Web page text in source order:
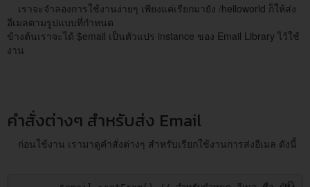
เราจะจำลองการใช้งานง่ายๆ เพียงแค่เรียกมายัง /helloworld ก็ให้ส่ง
อีเมลตามรูปแบบที่กำหนด
ข้างต้นเราจะได้ $email เป็นตัวแปร instance ของ Email Library ไว้ใช้
งาน
คำสั่งต่างๆ สำหรับส่ง Email
ก่อนใช้งาน เรามาดูคำสั่งต่างๆ สำหรับเรียกใช้งานการส่งอีเมล ดังนี้